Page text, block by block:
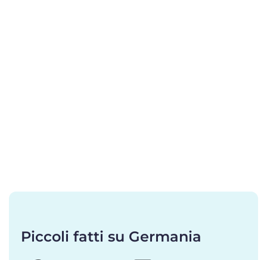
Piccoli fatti su Germania